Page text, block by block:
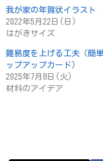
我が家の年賀状イラスト
2022年5月22日(日)
はがきサイズ
難易度を上げる工夫（簡
ップアップカード）
2025年7月8日(火)
材料のアイデア